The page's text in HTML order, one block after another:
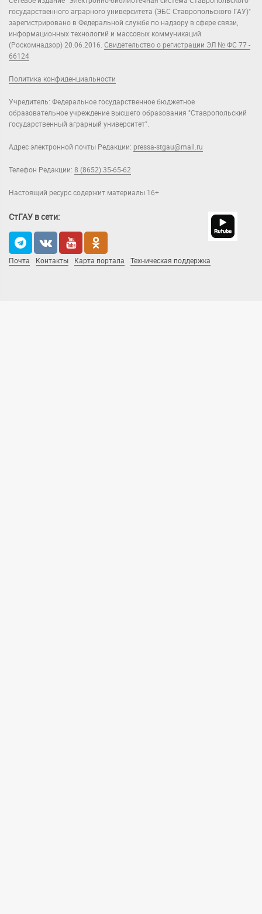
государственного аграрного университета (ЭБС Ставропольского ГАУ)"
зарегистрировано в Федеральной службе по надзору в сфере связи,
информационных технологий и массовых коммуникаций
(Роскомнадзор) 20.06.2016. Свидетельство о регистрации ЭЛ № ФС 77 -
66124
Политика конфиденциальности
Учредитель: Федеральное государственное бюджетное
образовательное учреждение высшего образования "Ставропольский
государственный аграрный университет".
Адрес электронной почты Редакции: pressa-stgau@mail.ru
Телефон Редакции: 8 (8652) 35-65-62
Настоящий ресурс содержит материалы 16+
СтГАУ в сети:
Почта Контакты Карта портала Техническая поддержка